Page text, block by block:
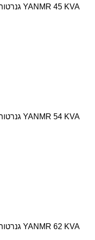
גנרטור YANMR 45 KVA
גנרטור YANMR 54 KVA
גנרטור YANMR 62 KVA